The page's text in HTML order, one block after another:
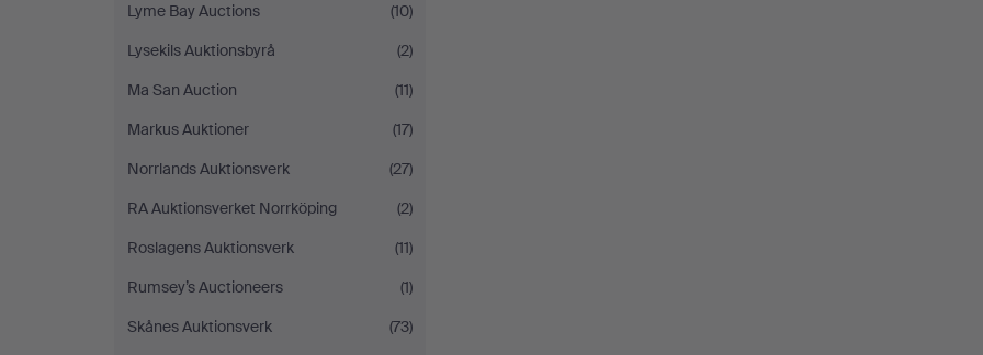
Lyme Bay Auctions
(10)
Lysekils Auktionsbyrå
(2)
Ma San Auction
(11)
Markus Auktioner
(17)
Norrlands Auktionsverk
(27)
RA Auktionsverket Norrköping
(2)
Roslagens Auktionsverk
(11)
Rumsey’s Auctioneers
(1)
Skånes Auktionsverk
(73)